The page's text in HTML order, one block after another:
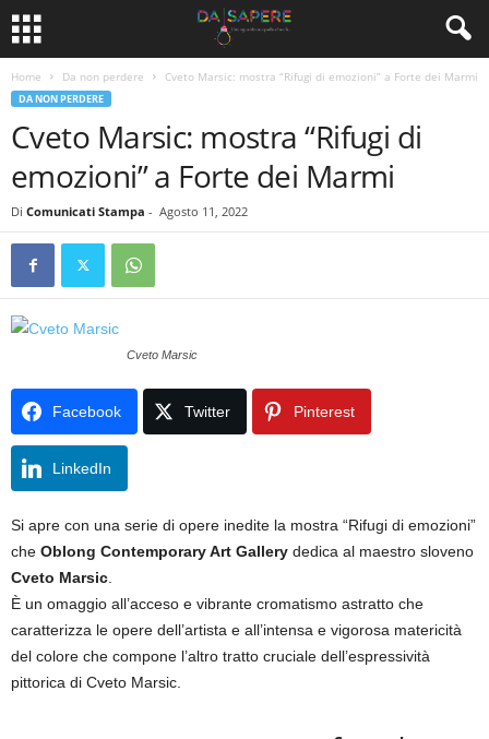
Home Da non perdere Cveto Marsic: mostra “Rifugi di emozioni” a Forte dei Marmi
DA NON PERDERE
Cveto Marsic: mostra “Rifugi di
emozioni” a Forte dei Marmi
Di Comunicati Stampa - Agosto 11, 2022
Cveto Marsic
Facebook Twitter Pinterest
LinkedIn
Si apre con una serie di opere inedite la mostra “Rifugi di emozioni”
che Oblong Contemporary Art Gallery dedica al maestro sloveno
Cveto Marsic
È un omaggio all’acceso e vibrante cromatismo astratto che
caratterizza le opere dell’artista e all’intensa e vigorosa matericità
del colore che compone l’altro tratto cruciale dell’espressività
pittorica di Cveto Marsic.